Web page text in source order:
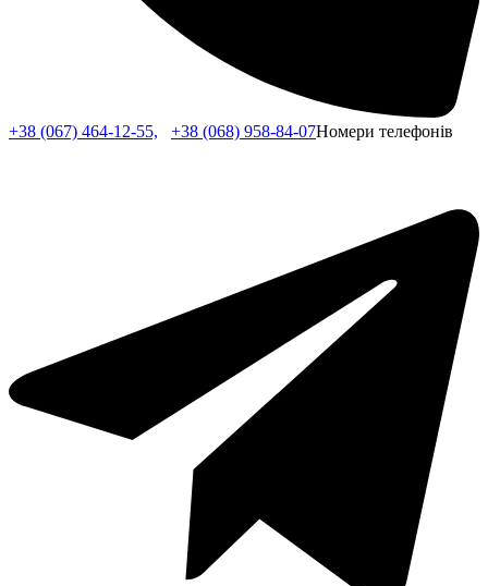
+38 (067) 464-12-55, +38 (068) 958-84-07Номери телефонів